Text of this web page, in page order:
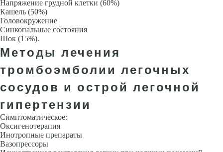
Напряжение грудной клетки (60%)
Кашель (50%)
Головокружение
Синкопальные состояния
Шок (15%).
Методы лечения
тромбоэмболии легочных
сосудов и острой легочной
гипертензии
Симптоматическое:
Оксигенотерапия
Инотропные препараты
Вазопрессоры